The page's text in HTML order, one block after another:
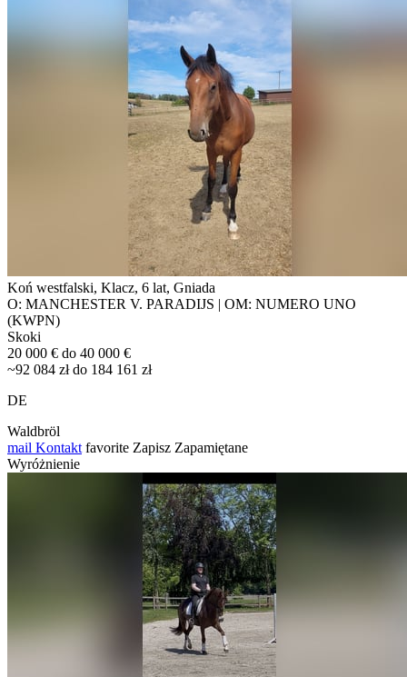
Koń westfalski, Klacz, 6 lat, Gniada
O: MANCHESTER V. PARADIJS | OM: NUMERO UNO
(KWPN)
Skoki
20 000 € do 40 000 €
~92 084 zł do 184 161 zł
DE
Waldbröl
mail Kontakt favorite Zapisz Zapamiętane
Wyróżnienie